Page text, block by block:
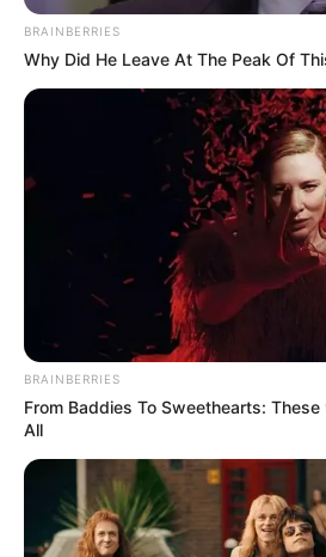
90011002
Υπηρεσίες εκτελεστή
Υπηρεσίες καλλιτέχνη
90011007
Υπηρεσίες τραγουδιστή
90011008
Υπηρεσίες χορευτή
90011012
Υπηρεσίες μουσικής
BRAINBERRIES
Why Did He Leave At The Peak Of
BRAINBERRIES
From Baddies To Sweethearts:
All